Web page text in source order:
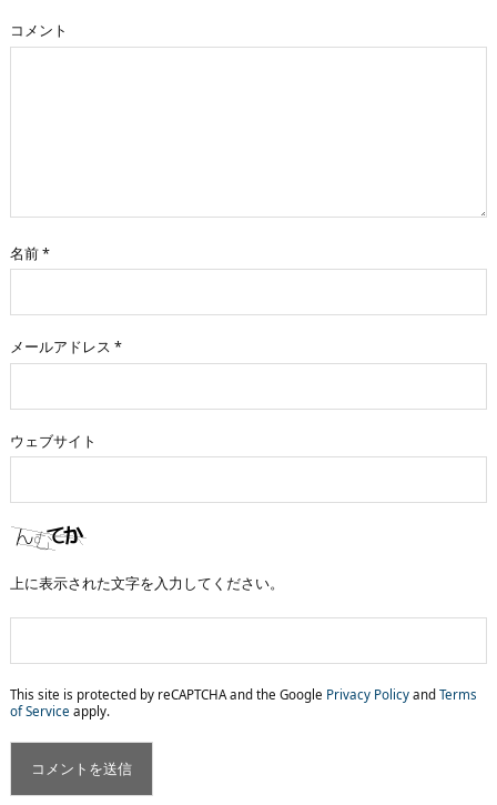
コメント
名前*
メールアドレス *
ウェブサイト
上に表示された文字を入力してください。
This site is protected by reCAPTCHA and the Google Privacy Policy and Terms
of Service apply.